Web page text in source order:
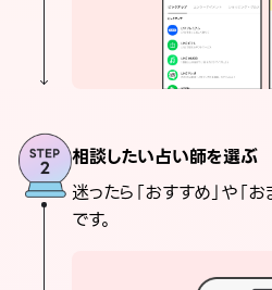
相談したい占い師を選ぶ
迷ったら「おすすめ」や「
です。